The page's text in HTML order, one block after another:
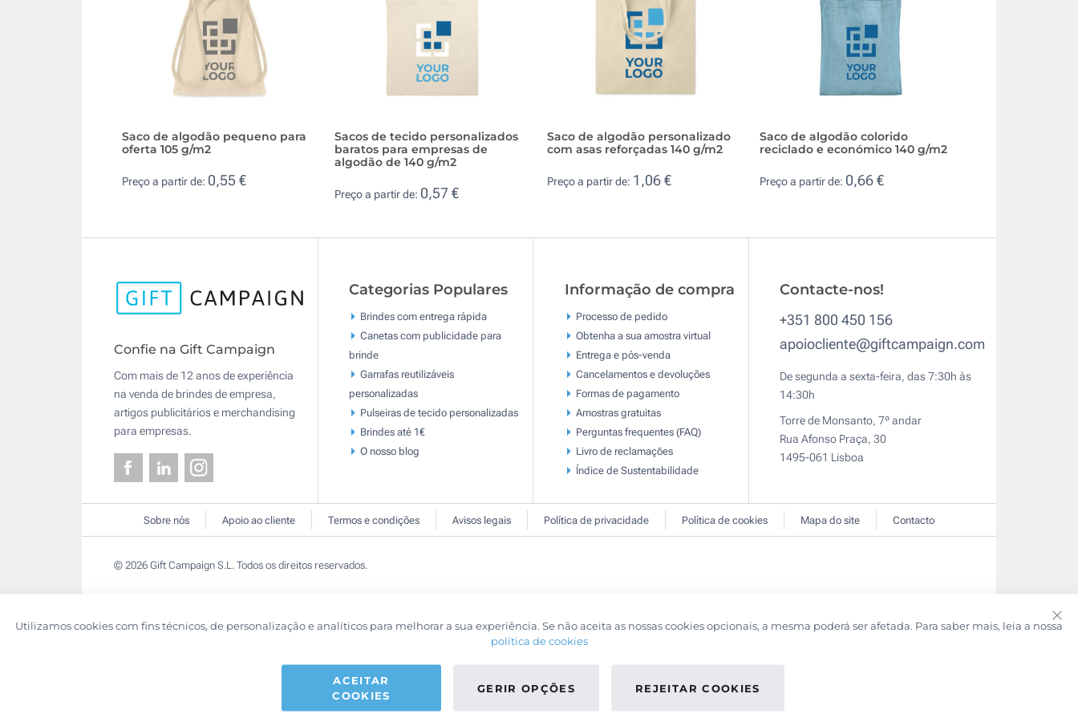
Saco de algodão pequeno para
oferta 105 g/m2
Preço a partir de: 0,55 €
Sacos de tecido personalizados
baratos para empresas de
algodão de 140 g/m2
Preço a partir de: 0,57 €
Saco de algodão personalizado
com asas reforçadas 140 g/m2
Preço a partir de: 1,06 €
Saco de algodão colorido
reciclado e económico 140 g/m2
Preço a partir de: 0,66 €
Confie na Gift Campaign
Com mais de 12 anos de experiência
na venda de brindes de empresa,
artigos publicitários e merchandising
para empresas.
Categorias Populares
Brindes com entrega rápida
Canetas com publicidade para
brinde
Garrafas reutilizáveis
personalizadas
Pulseiras de tecido personalizadas
Brindes até 1€
O nosso blog
Informação de compra
Processo de pedido
Obtenha a sua amostra virtual
Entrega e pós-venda
Cancelamentos e devoluções
Formas de pagamento
Amostras gratuitas
Perguntas frequentes (FAQ)
Livro de reclamaçōes
Índice de Sustentabilidade
Contacte-nos!
+351 800 450 156
apoiocliente@giftcampaign.com
De segunda a sexta-feira, das 7:30h às
14:30h
Torre de Monsanto, 7º andar
Rua Afonso Praça, 30
1495-061 Lisboa
Sobre nós Apoio ao cliente Termos e condições Avisos legais Política de privacidade Política de cookies Mapa do site Contacto
© 2026 Gift Campaign S.L. Todos os direitos reservados.
Utilizamos cookies com fins técnicos, de personalização e analíticos para melhorar a sua experiência. Se não aceita as nossas cookies opcionais, a mesma poderá ser afetada. Para saber mais, leia a nossa
política de cookies
ACEITAR
COOKIES
GERIR OPÇÕES REJEITAR COOKIES